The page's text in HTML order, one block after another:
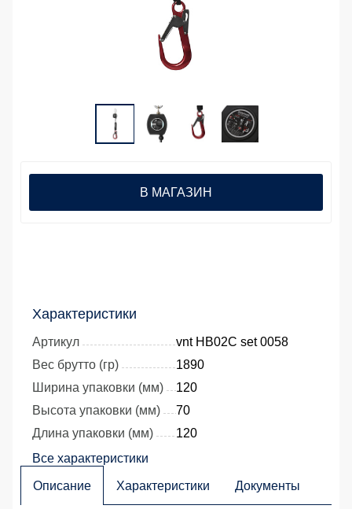
Характеристики
Артикул
vnt HB02C set 0058
Вес брутто (гр)
1890
Ширина упаковки (мм)
120
Высота упаковки (мм)
70
Длина упаковки (мм)
120
Все характеристики
В МАГАЗИН
Описание Характеристики Документы